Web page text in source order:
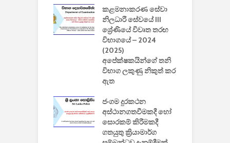
කළමනාකරණ සේවා
නිලධාරී සේවයේ III
ශ්‍රේණියේ විවෘත තරඟ
විභාගයේ – 2024
(2025)
අපේක්ෂකයින්ගේ තනි
විභාග ලකුණු නිකුත් කර
ඇත
ජංගම දුරකථන
අස්ථානගතවීමකදී හෝ
සොරකම් කිරීමකදී
ගතයුතු ක්‍රියාමාර්ග